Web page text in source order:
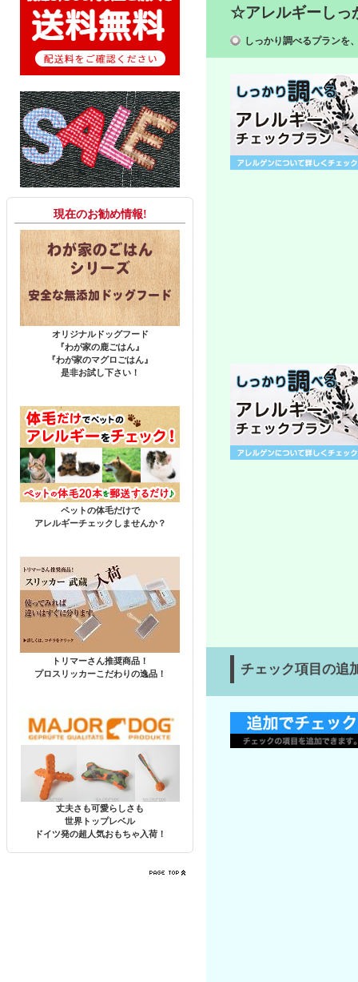
☆アレルギーしっ
しっかり調べるプランを
チェック項目の追
現在のお勧め情報!
オリジナルドッグフード
『わが家の鹿ごはん』
『わが家のマグロごはん』
是非お試し下さい！
ペットの体毛だけで
アレルギーチェックしませんか？
トリマーさん推奨商品！
プロスリッカーこだわりの逸品！
丈夫さも可愛らしさも
世界トップレベル
ドイツ発の超人気おもちゃ入荷！